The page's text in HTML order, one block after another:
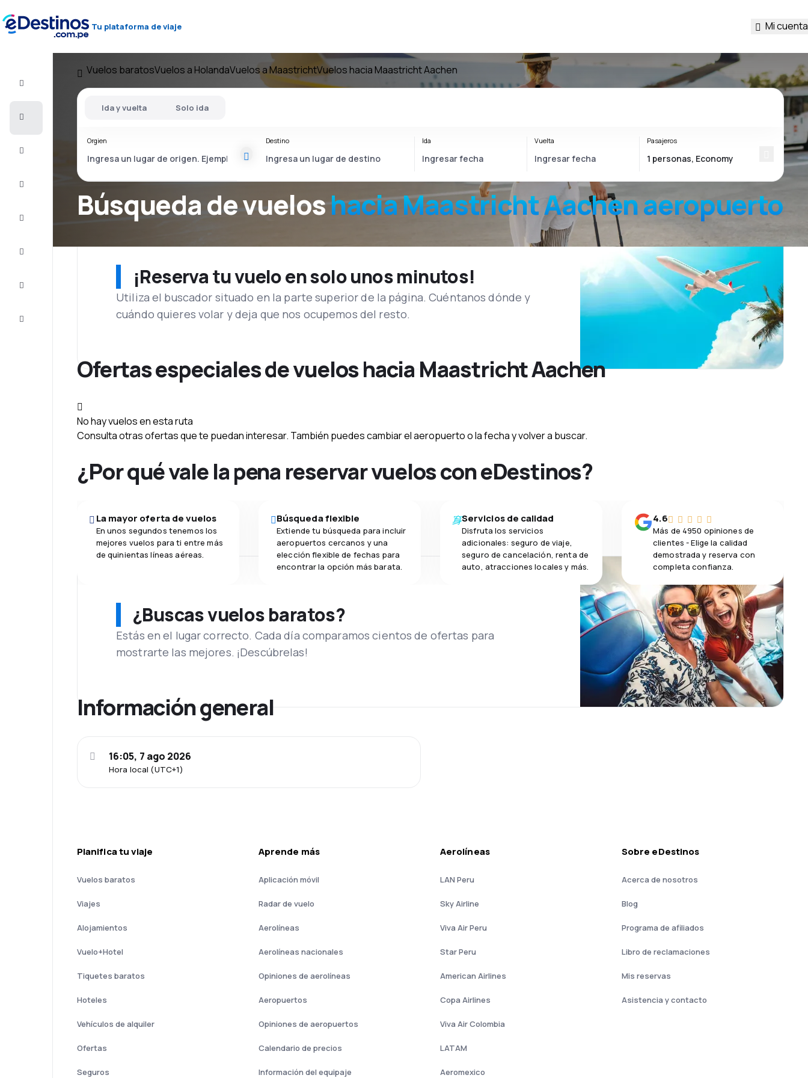
Tu plataforma de viaje Mi cuenta
Completa
Vuelos baratosVuelos a HolandaVuelos a MaastrichtVuelos hacia Maastricht Aachen
Búsqueda de vueloshaciaMaastricht Aachenaeropuerto
Ida y vuelta Solo ida
Orgien Destino Ida Vuelta Pasajeros
¡Reserva tu vuelo en solo unos minutos!
Utiliza el buscador situado en la parte superior de la página. Cuéntanos dónde y
cuándo quieres volar y deja que nos ocupemos del resto.
Ofertas especiales de vuelos hacia Maastricht Aachen
No hay vuelos en esta ruta
Consulta otras ofertas que te puedan interesar. También puedes cambiar el aeropuerto o la fecha y volver a buscar.
¿Por qué vale la pena reservar vuelos con eDestinos?
La mayor oferta de vuelos
En unos segundos tenemos los
mejores vuelos para ti entre más
de quinientas líneas aéreas.
Búsqueda flexible
Extiende tu búsqueda para incluir
aeropuertos cercanos y una
elección flexible de fechas para
encontrar la opción más barata.
Servicios de calidad
Disfruta los servicios
adicionales: seguro de viaje,
seguro de cancelación, renta de
auto, atracciones locales y más.
4.6
Más de 4950 opiniones de
clientes - Elige la calidad
demostrada y reserva con
completa confianza.
¿Buscas vuelos baratos?
Estás en el lugar correcto. Cada día comparamos cientos de ofertas para
mostrarte las mejores. ¡Descúbrelas!
Información general
Hora local (UTC+1)
16:05, 7 ago 2026
Planifica tu viaje
Vuelos baratos
Viajes
Alojamientos
Vuelo+Hotel
Tiquetes baratos
Hoteles
Vehículos de alquiler
Ofertas
Seguros
Aprende más
Aplicación móvil
Radar de vuelo
Aerolíneas
Aerolíneas nacionales
Opiniones de aerolíneas
Aeropuertos
Opiniones de aeropuertos
Calendario de precios
Información del equipaje
Aerolíneas
LAN Peru
Sky Airline
Viva Air Peru
Star Peru
American Airlines
Copa Airlines
Viva Air Colombia
LATAM
Aeromexico
Sobre eDestinos
Acerca de nosotros
Blog
Programa de afiliados
Libro de reclamaciones
Mis reservas
Asistencia y contacto